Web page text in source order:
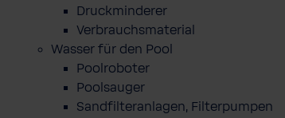
Druckminderer
Verbrauchsmaterial
Wasser für den Pool
Poolroboter
Poolsauger
Sandfilteranlagen, Filterpumpen